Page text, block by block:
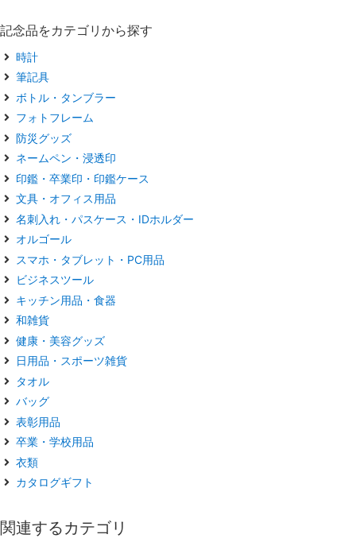
記念品をカテゴリから探す
時計
筆記具
ボトル・タンブラー
フォトフレーム
防災グッズ
ネームペン・浸透印
印鑑・卒業印・印鑑ケース
文具・オフィス用品
名刺入れ・パスケース・IDホルダー
オルゴール
スマホ・タブレット・PC用品
ビジネスツール
キッチン用品・食器
和雑貨
健康・美容グッズ
日用品・スポーツ雑貨
タオル
バッグ
表彰用品
卒業・学校用品
衣類
カタログギフト
関連するカテゴリ